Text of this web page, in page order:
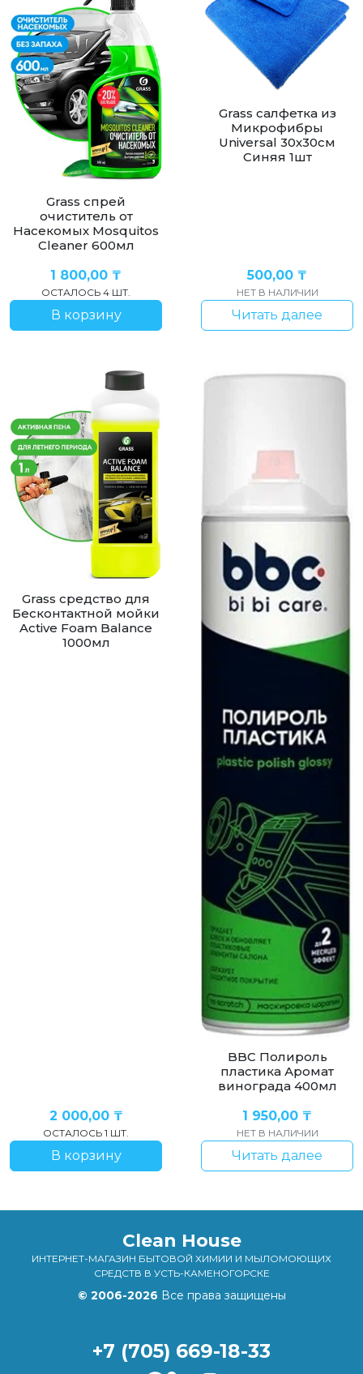
Grass спрей
очиститель от
Насекомых Mosquitos
Cleaner 600мл
1 800,00 ₸
ОСТАЛОСЬ 4 ШТ.
В корзину
Grass салфетка из
Микрофибры
Universal 30х30см
Синяя 1шт
500,00 ₸
НЕТ В НАЛИЧИИ
Читать далее
Grass средство для
Бесконтактной мойки
Active Foam Balance
1000мл
2 000,00 ₸
ОСТАЛОСЬ 1 ШТ.
В корзину
BBC Полироль
пластика Аромат
винограда 400мл
1 950,00 ₸
НЕТ В НАЛИЧИИ
Читать далее
Clean House
ИНТЕРНЕТ-МАГАЗИН БЫТОВОЙ ХИМИИ И МЫЛОМОЮЩИХ
СРЕДСТВ В УСТЬ-КАМЕНОГОРСКЕ
© 2006-2026 Все права защищены
+7 (705) 669-18-33